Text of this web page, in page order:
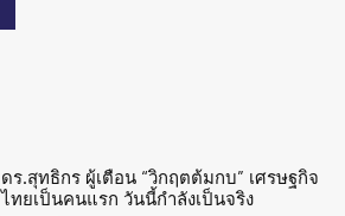
ดร.สุทธิกร ผู้เตือน “วิกฤตต้มกบ” เศรษฐกิจ
ไทยเป็นคนแรก วันนี้กำลังเป็นจริง